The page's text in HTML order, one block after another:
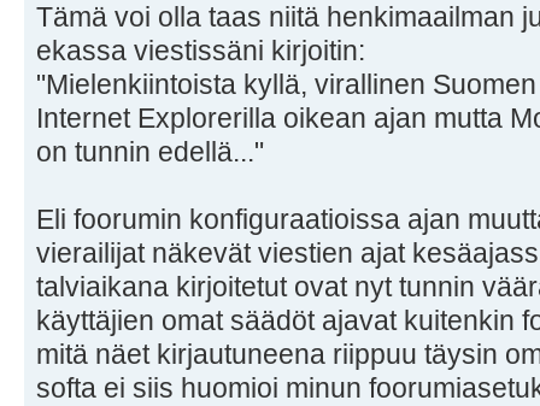
Tämä voi olla taas niitä henkimaailman
ekassa viestissäni kirjoitin:
"Mielenkiintoista kyllä, virallinen
Internet Explorerilla oikean ajan mutta
on tunnin edellä..."
Eli foorumin konfiguraatioissa ajan
vierailijat näkevät viestien ajat
talviaikana kirjoitetut ovat nyt tunnin
käyttäjien omat säädöt ajavat kuitenkin
mitä näet kirjautuneena riippuu täysin
softa ei siis huomioi minun